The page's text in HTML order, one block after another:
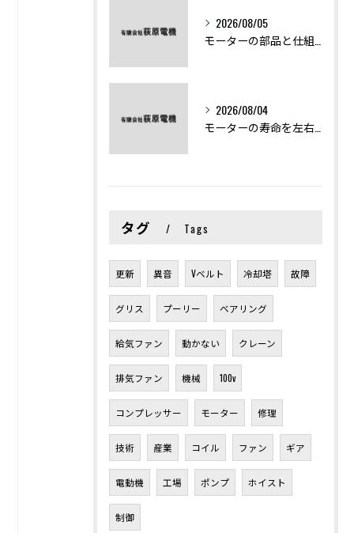
2026/08/05
2026/08/04
タグ Tags
更新 異音 Vベルト 冷却塔 故障
グリス プーリー ベアリング
給気ファン 動かない クレーン
排気ファン 機械 100v
コンプレッサー モーター 修理
技術 産業 コイル ファン ギア
電動機 工場 ポンプ ホイスト
制御